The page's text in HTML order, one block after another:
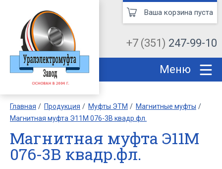
+7 (351) 247-99-10
Ваша корзина пуста
Меню
Главная Продукция Муфты ЭТМ
Магнитные муфты
Магнитная муфта Э11М 076-3В квадр.фл.
Магнитная муфта Э11М
076-3В квадр.фл.